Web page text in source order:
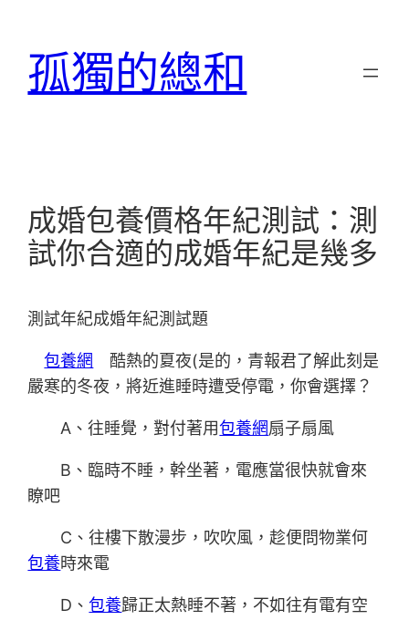
孤獨的總和
成婚包養價格年紀測試：測
試你合適的成婚年紀是幾多
測試年紀成婚年紀測試題
包養網
酷熱的夏夜(是的，青報君了解此刻是
嚴寒的冬夜，將近進睡時遭受停電，你會選擇？
A、往睡覺，對付著用包養網扇子扇風
B、臨時不睡，幹坐著，電應當很快就會來
瞭吧
C、往樓下散漫步，吹吹風，趁便問物業何
包養時來電
D、包養歸正太熱睡不著，不如往有電有空